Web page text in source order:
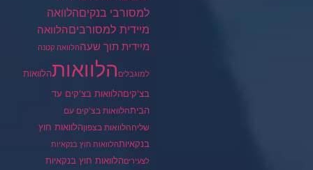
למסורבי בנקיםהלוואה
מיידית למסורביםהלוואה
מיידית תוך שעההלוואה קטנה
למוגבלים הלוואותהלוואות
בצ'קיםהלוואות בצ'קים עד
הביתהלוואות בצ'קים עם
שליחהלוואות בצפוןהלוואות חוץ
בנקאיותהלוואות חוץ בנקאיות
לצעיריםהלוואות חוץ בנקאיות